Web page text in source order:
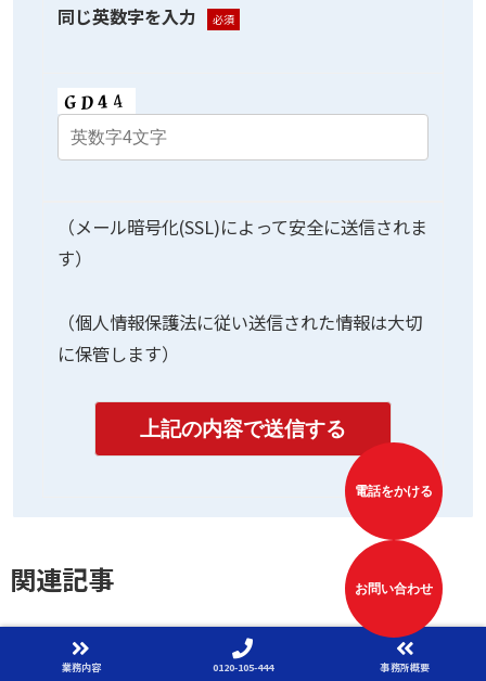
電話をかける
お問い合わせ
同じ英数字を入力 必須
（メール暗号化(SSL)によって安全に送信されま
す）
（個人情報保護法に従い送信された情報は大切
に保管します）
関連記事
業務内容
0120-105-444 事務所概要